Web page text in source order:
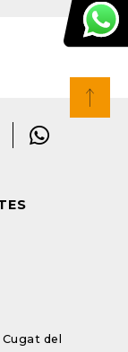
del